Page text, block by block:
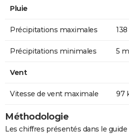
Pluie
Précipitations maximales
Précipitations minimales 5
Vent
Vitesse de vent maximale 97
Méthodologie
Les chiffres présentés dans le